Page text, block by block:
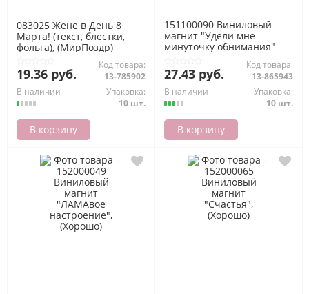
083025 Жене в День 8
Марта! (текст, блестки,
фольга), (МирПоздр)
19.36 руб.
Код товара:
13-785902
В наличии
Упаковка:
10 шт.
В корзину
151100090 Виниловый
магнит "Удели мне
минуточку обнимания"
27.43 руб.
Код товара:
13-865943
В наличии
Упаковка:
10 шт.
В корзину